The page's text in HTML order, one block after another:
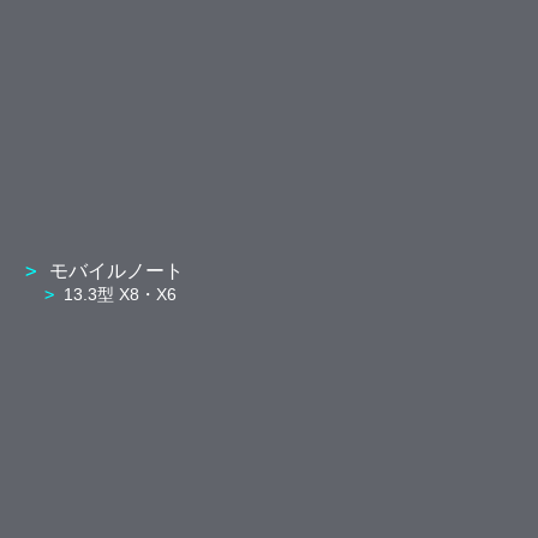
モバイルノート
13.3型 X8・X6